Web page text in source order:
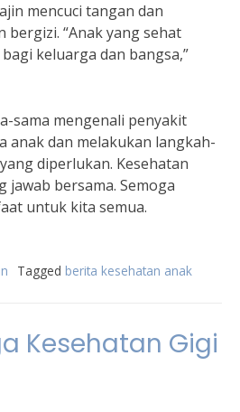
mencuci tangan dan
bergizi. “Anak yang sehat
keluarga dan bangsa,”
sama mengenali penyakit
anak dan melakukan langkah-
diperlukan. Kesehatan
jawab bersama. Semoga
untuk kita semua.
Tagged berita kesehatan anak
Kesehatan Gigi